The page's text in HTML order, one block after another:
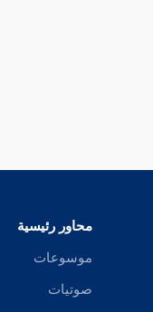
كتاب العمرة
كتاب المحصر
محاور رئيسية
موسوعات
صوتيات